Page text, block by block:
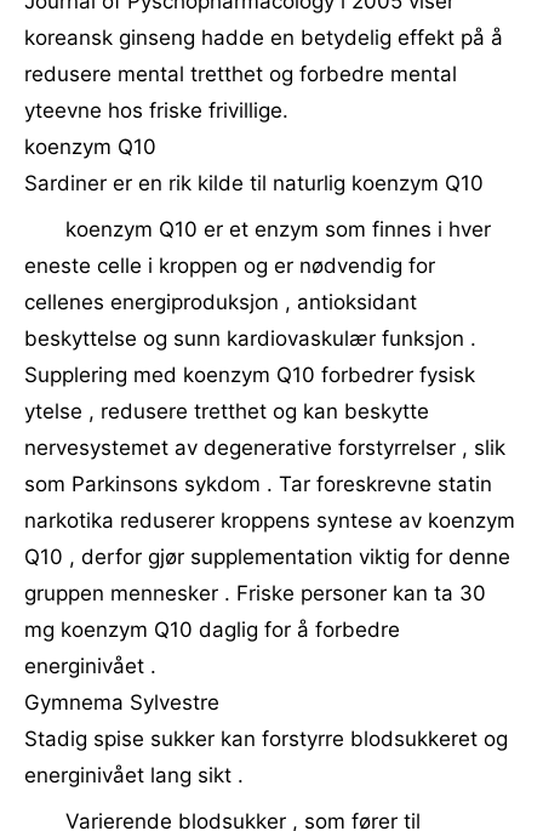
koreansk ginseng hadde en betydelig effekt på å
redusere mental tretthet og forbedre mental
yteevne hos friske frivillige.
koenzym Q10
Sardiner er en rik kilde til naturlig koenzym Q10
koenzym Q10 er et enzym som finnes i hver
eneste celle i kroppen og er nødvendig for
cellenes energiproduksjon , antioksidant
beskyttelse og sunn kardiovaskulær funksjon .
Supplering med koenzym Q10 forbedrer fysisk
ytelse , redusere tretthet og kan beskytte
nervesystemet av degenerative forstyrrelser , slik
som Parkinsons sykdom . Tar foreskrevne statin
narkotika reduserer kroppens syntese av koenzym
Q10 , derfor gjør supplementation viktig for denne
gruppen mennesker . Friske personer kan ta 30
mg koenzym Q10 daglig for å forbedre
energinivået .
Gymnema Sylvestre
Stadig spise sukker kan forstyrre blodsukkeret og
energinivået lang sikt .
Varierende blodsukker , som fører til